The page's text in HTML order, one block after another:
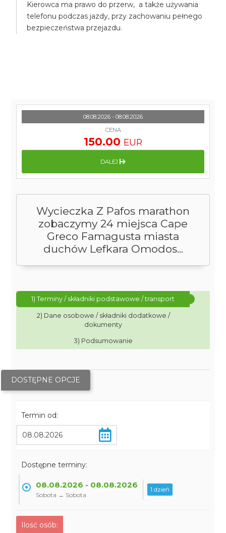
Kierowca ma prawo do przerw, a także używania
telefonu podczas jazdy, przy zachowaniu pełnego
bezpieczeństwa przejazdu.
Wycieczka Z Pafos marathon
zobaczymy 24 miejsca Cape
Greco Famagusta miasta
duchów Lefkara Omodos...
1) Terminy / składniki podstawowe / transport
2) Dane osobowe / składniki dodatkowe /
dokumenty
3) Podsumowanie
DOSTĘPNE OPCJE
Termin od:
Dostępne terminy:
08.08.2026 - 08.08.2026
Sobota → Sobota
1 dzień
Ilość osób:
08.08.2026 - 08.08.2026
CENA
150.00 EUR
DALEJ